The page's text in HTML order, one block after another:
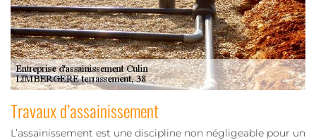
Travaux d’assainissement
L’assainissement est une discipline non négligeable pour un